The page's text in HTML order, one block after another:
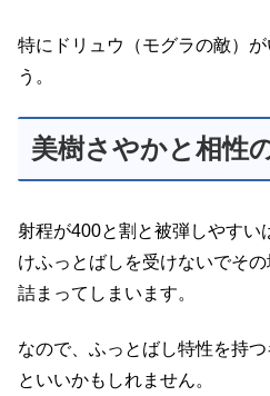
特にドリュウ（モグラの敵）
う。
美樹さやかと相性
射程が400と割と被弾しやすい
けふっとばしを受けないでそ
詰まってしまいます。
なので、ふっとばし特性を持
といいかもしれません。